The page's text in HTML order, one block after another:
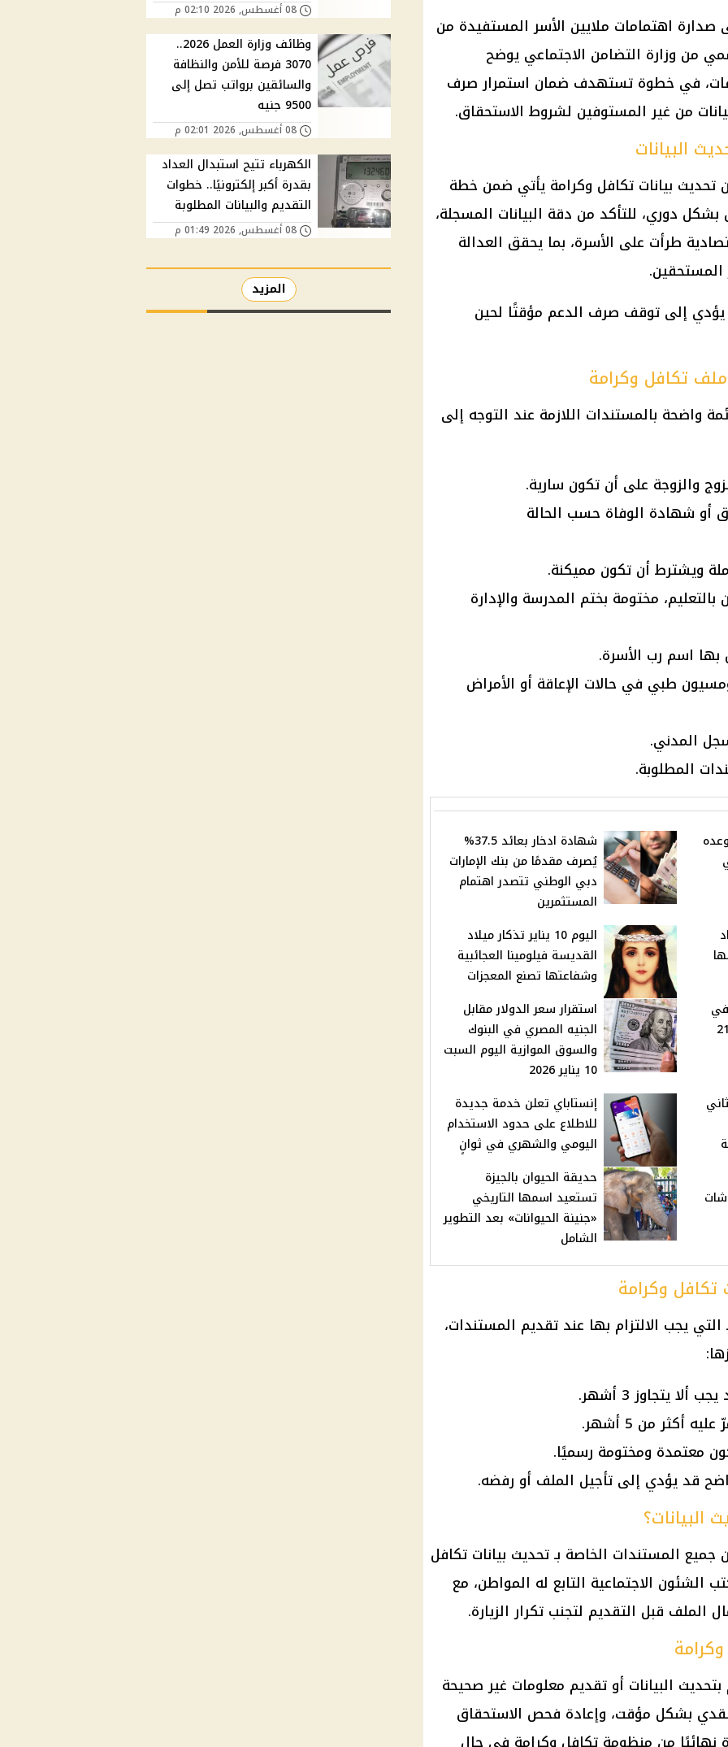
صدارة اهتمامات ملايين الأسر المستفيدة من
من وزارة التضامن الاجتماعي يوضح
في خطوة تستهدف ضمان استمرار صرف
من غير المستوفين لشروط الاستحقاق.
البيانات
تحديث بيانات تكافل وكرامة يأتي ضمن خطة
دوري، للتأكد من دقة البيانات المسجلة،
طرأت على الأسرة، بما يحقق العدالة
المستحقين.
يؤدي إلى توقف صرف الدعم مؤقتًا لحين
تكافل وكرامة
واضحة بالمستندات اللازمة عند التوجه إلى
والزوجة على أن تكون سارية.
أو شهادة الوفاة حسب الحالة
ويشترط أن تكون مميكنة.
بالتعليم، مختومة بختم المدرسة والإدارة
اسم رب الأسرة.
طبي في حالات الإعاقة أو الأمراض
المدني.
المطلوبة.
2026 موعده
شهادة ادخار بعائد 37.5%
يُصرف مقدمًا من بنك الإمارات
دبي الوطني تتصدر اهتمام
المستثمرين
اليوم 10 يناير تذكار ميلاد
القديسة فيلومينا العجائبية
وشفاعتها تصنع المعجزات
2026 وعيار 21
استقرار سعر الدولار مقابل
الجنيه المصري في البنوك
والسوق الموازية اليوم السبت
10 يناير 2026
إنستاباي تعلن خدمة جديدة
للاطلاع على حدود الاستخدام
اليومي والشهري في ثوانٍ
حديقة الحيوان بالجيزة
تستعيد اسمها التاريخي
«جنينة الحيوانات» بعد التطوير
الشامل
وكرامة
يجب الالتزام بها عند تقديم المستندات،
يتجاوز 3 أشهر.
أكثر من 5 أشهر.
معتمدة ومختومة رسميًا.
قد يؤدي إلى تأجيل الملف أو رفضه.
المستندات الخاصة بـ تحديث بيانات تكافل
الشئون الاجتماعية التابع له المواطن، مع
الملف قبل التقديم لتجنب تكرار الزيارة.
البيانات أو تقديم معلومات غير صحيحة
بشكل مؤقت، وإعادة فحص الاستحقاق
08 أغسطس, 2026 02:10 م
وظائف وزارة العمل 2026..
3070 فرصة للأمن والنظافة
والسائقين برواتب تصل إلى
9500 جنيه
08 أغسطس, 2026 02:01 م
الكهرباء تتيح استبدال العداد
بقدرة أكبر إلكترونيًا.. خطوات
التقديم والبيانات المطلوبة
08 أغسطس, 2026 01:49 م
المزيد